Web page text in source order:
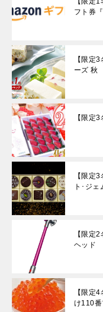
フト券
【限定
ーズ 秋
【限定
【限定
ト･ジェ
【限定
ヘッド
【限定
け110番